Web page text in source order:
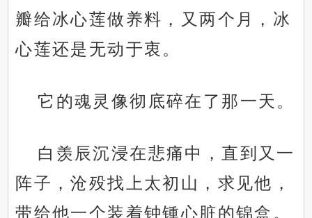
瓣给冰心莲做养料，又两个月，冰
心莲还是无动于衷。
它的魂灵像彻底碎在了那一天。
白羡辰沉浸在悲痛中，直到又一
阵子，沧殁找上太初山，求见他，
带给他一个装着钟锺心脏的锦盒。